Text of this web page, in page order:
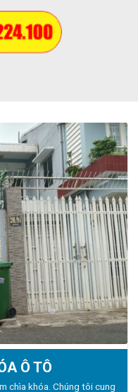
Ô TÔ
chìa khóa. Chúng tôi cung